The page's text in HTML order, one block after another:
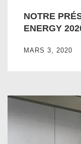
NOTRE
ENERGY
MARS 3, 2020